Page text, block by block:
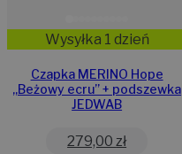
Wysyłka 1 dzień
Czapka MERINO Hope
„Beżowy ecru” + podszewka
JEDWAB
279,00 zł